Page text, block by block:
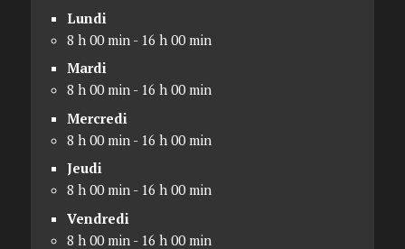
Lundi
8 h 00 min - 16 h 00 min
Mardi
8 h 00 min - 16 h 00 min
Mercredi
8 h 00 min - 16 h 00 min
Jeudi
8 h 00 min - 16 h 00 min
Vendredi
8 h 00 min - 16 h 00 min